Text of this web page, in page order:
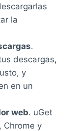
la
.
descargas,
y
en un
web. uGet
Chrome y